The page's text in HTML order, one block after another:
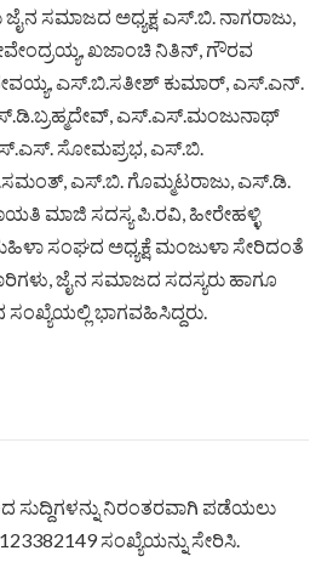
ಸಮಾಜದ ಅಧ್ಯಕ್ಷ ಎಸ್.ಬಿ. ನಾಗರಾಜು,
ಖಜಾಂಚಿ ನಿತಿನ್, ಗೌರವ
ಎಸ್.ಬಿ.ಸತೀಶ್ ಕುಮಾರ್, ಎಸ್.ಎನ್.
ಎಸ್.ಎಸ್.ಮಂಜುನಾಥ್
ಸೋಮಪ್ರಭ, ಎಸ್.ಬಿ.
ಎಸ್.ಬಿ. ಗೊಮ್ಮಟರಾಜು, ಎಸ್.ಡಿ.
ಮಾಜಿ ಸದಸ್ಯ ಪಿ.ರವಿ, ಹೀರೇಹಳ್ಳಿ
ಸಂಘದ ಅಧ್ಯಕ್ಷೆ ಮಂಜುಳಾ ಸೇರಿದಂತೆ
ಜೈನ ಸಮಾಜದ ಸದಸ್ಯರು ಹಾಗೂ
ಸಂಖ್ಯೆಯಲ್ಲಿ ಭಾಗವಹಿಸಿದ್ದರು.
ಸುದ್ದಿಗಳನ್ನು ನಿರಂತರವಾಗಿ ಪಡೆಯಲು
ಸಂಖ್ಯೆಯನ್ನು ಸೇರಿಸಿ.